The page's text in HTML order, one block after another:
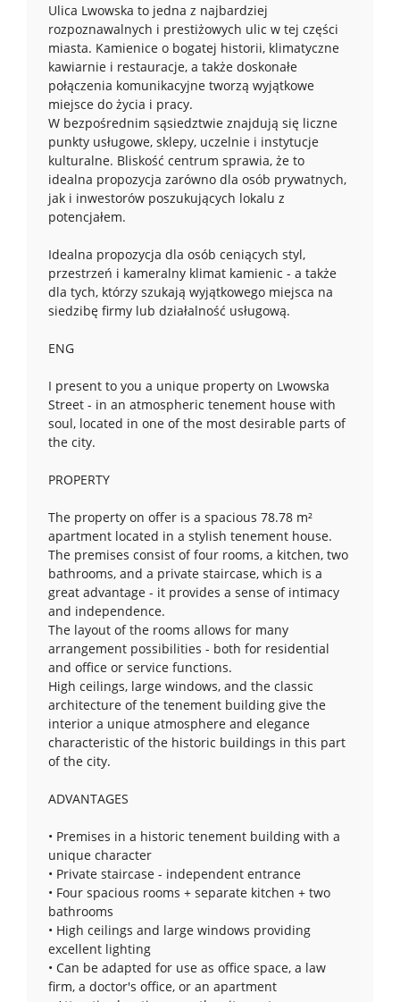
Ulica Lwowska to jedna z najbardziej
rozpoznawalnych i prestiżowych ulic w tej części
miasta. Kamienice o bogatej historii, klimatyczne
kawiarnie i restauracje, a także doskonałe
połączenia komunikacyjne tworzą wyjątkowe
miejsce do życia i pracy.
W bezpośrednim sąsiedztwie znajdują się liczne
punkty usługowe, sklepy, uczelnie i instytucje
kulturalne. Bliskość centrum sprawia, że to
idealna propozycja zarówno dla osób prywatnych,
jak i inwestorów poszukujących lokalu z
potencjałem.
Idealna propozycja dla osób ceniących styl,
przestrzeń i kameralny klimat kamienic - a także
dla tych, którzy szukają wyjątkowego miejsca na
siedzibę firmy lub działalność usługową.
ENG
I present to you a unique property on Lwowska
Street - in an atmospheric tenement house with
soul, located in one of the most desirable parts of
the city.
PROPERTY
The property on offer is a spacious 78.78 m²
apartment located in a stylish tenement house.
The premises consist of four rooms, a kitchen, two
bathrooms, and a private staircase, which is a
great advantage - it provides a sense of intimacy
and independence.
The layout of the rooms allows for many
arrangement possibilities - both for residential
and office or service functions.
High ceilings, large windows, and the classic
architecture of the tenement building give the
interior a unique atmosphere and elegance
characteristic of the historic buildings in this part
of the city.
ADVANTAGES
• Premises in a historic tenement building with a
unique character
• Private staircase - independent entrance
• Four spacious rooms + separate kitchen + two
bathrooms
• High ceilings and large windows providing
excellent lighting
• Can be adapted for use as office space, a law
firm, a doctor's office, or an apartment